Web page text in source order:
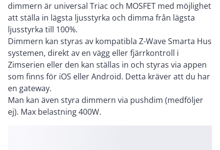
dimmern är universal Triac och MOSFET med möjlighet
att ställa in lägsta ljusstyrka och dimma från lägsta
ljusstyrka till 100%.
Dimmern kan styras av kompatibla Z-Wave Smarta Hus
systemen, direkt av en vägg eller fjärrkontroll i
Zimserien eller den kan ställas in och styras via appen
som finns för iOS eller Android. Detta kräver att du har
en gateway.
Man kan även styra dimmern via pushdim (medföljer
ej). Max belastning 400W.